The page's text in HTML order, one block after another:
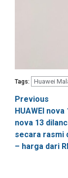
Tags: Huawei
Post
Previous
HUAWEI
nova 13
secara rasmi
– harga dari